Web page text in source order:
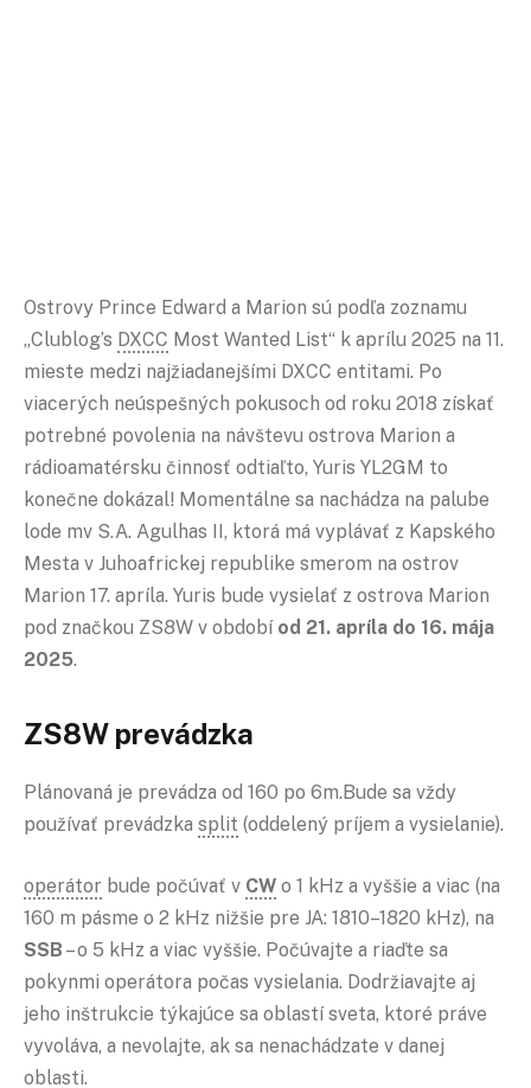
Ostrovy Prince Edward a Marion sú podľa zoznamu
„Clublog’s DXCC Most Wanted List“ k aprílu 2025 na 11.
mieste medzi najžiadanejšími DXCC entitami. Po
viacerých neúspešných pokusoch od roku 2018 získať
potrebné povolenia na návštevu ostrova Marion a
rádioamatérsku činnosť odtiaľto, Yuris YL2GM to
konečne dokázal! Momentálne sa nachádza na palube
lode mv S.A. Agulhas II, ktorá má vyplávať z Kapského
Mesta v Juhoafrickej republike smerom na ostrov
Marion 17. apríla. Yuris bude vysielať z ostrova Marion
pod značkou ZS8W v období od 21. apríla do 16. mája
2025.
ZS8W prevádzka
Plánovaná je prevádza od 160 po 6m.Bude sa vždy
používať prevádzka split (oddelený príjem a vysielanie).
operátor bude počúvať v CW o 1 kHz a vyššie a viac (na
160 m pásme o 2 kHz nižšie pre JA: 1810–1820 kHz), na
SSB – o 5 kHz a viac vyššie. Počúvajte a riaďte sa
pokynmi operátora počas vysielania. Dodržiavajte aj
jeho inštrukcie týkajúce sa oblastí sveta, ktoré práve
vyvoláva, a nevolajte, ak sa nenachádzate v danej
oblasti.